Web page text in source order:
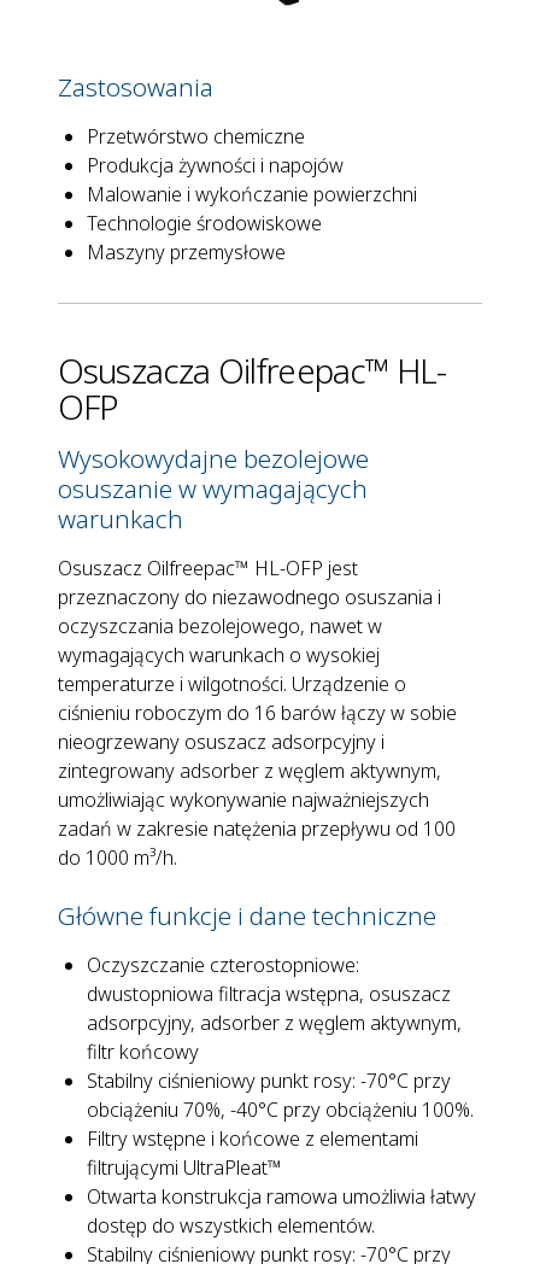
Zastosowania
Przetwórstwo chemiczne
Produkcja żywności i napojów
Malowanie i wykończanie powierzchni
Technologie środowiskowe
Maszyny przemysłowe
Osuszacza Oilfreepac™ HL-
OFP
Wysokowydajne bezolejowe
osuszanie w wymagających
warunkach
Osuszacz Oilfreepac™ HL-OFP jest
przeznaczony do niezawodnego osuszania i
oczyszczania bezolejowego, nawet w
wymagających warunkach o wysokiej
temperaturze i wilgotności. Urządzenie o
ciśnieniu roboczym do 16 barów łączy w sobie
nieogrzewany osuszacz adsorpcyjny i
zintegrowany adsorber z węglem aktywnym,
umożliwiając wykonywanie najważniejszych
zadań w zakresie natężenia przepływu od 100
do 1000 m³/h.
Główne funkcje i dane techniczne
Oczyszczanie czterostopniowe:
dwustopniowa filtracja wstępna, osuszacz
adsorpcyjny, adsorber z węglem aktywnym,
filtr końcowy
Stabilny ciśnieniowy punkt rosy: -70°C przy
obciążeniu 70%, -40°C przy obciążeniu 100%.
Filtry wstępne i końcowe z elementami
filtrującymi UltraPleat™
Otwarta konstrukcja ramowa umożliwia łatwy
dostęp do wszystkich elementów.
Stabilny ciśnieniowy punkt rosy: -70°C przy